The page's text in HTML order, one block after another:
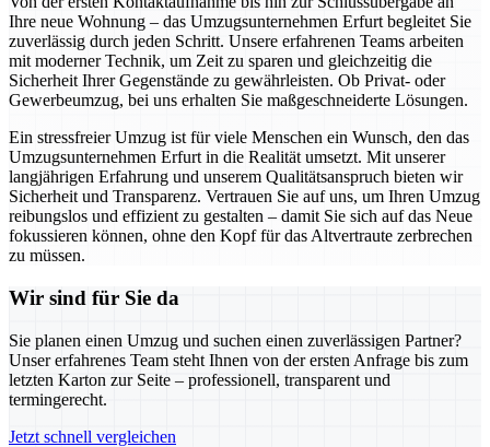
Ihre neue Wohnung – das Umzugsunternehmen Erfurt begleitet Sie
zuverlässig durch jeden Schritt. Unsere erfahrenen Teams arbeiten
mit moderner Technik, um Zeit zu sparen und gleichzeitig die
Sicherheit Ihrer Gegenstände zu gewährleisten. Ob Privat- oder
Gewerbeumzug, bei uns erhalten Sie maßgeschneiderte Lösungen.
Ein stressfreier Umzug ist für viele Menschen ein Wunsch, den das
Umzugsunternehmen Erfurt in die Realität umsetzt. Mit unserer
langjährigen Erfahrung und unserem Qualitätsanspruch bieten wir
Sicherheit und Transparenz. Vertrauen Sie auf uns, um Ihren Umzug
reibungslos und effizient zu gestalten – damit Sie sich auf das Neue
fokussieren können, ohne den Kopf für das Altvertraute zerbrechen
zu müssen.
Wir sind für Sie da
Sie planen einen Umzug und suchen einen zuverlässigen Partner?
Unser erfahrenes Team steht Ihnen von der ersten Anfrage bis zum
letzten Karton zur Seite – professionell, transparent und
termingerecht.
Jetzt schnell vergleichen